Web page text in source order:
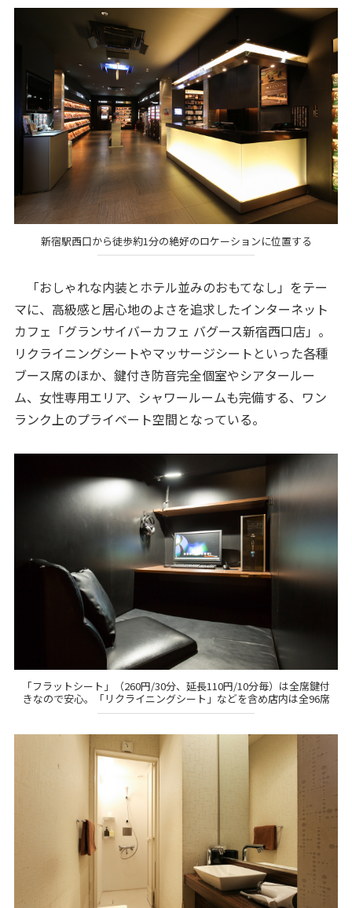
新宿駅西口から徒歩約1分の絶好のロケーションに位置する
「おしゃれな内装とホテル並みのおもてなし」をテー
マに、高級感と居心地のよさを追求したインターネット
カフェ「グランサイバーカフェ バグース新宿西口店」。
リクライニングシートやマッサージシートといった各種
ブース席のほか、鍵付き防音完全個室やシアタールー
ム、女性専用エリア、シャワールームも完備する、ワン
ランク上のプライベート空間となっている。
「フラットシート」（260円/30分、延長110円/10分毎）は全席鍵付
きなので安心。「リクライニングシート」などを含め店内は全96席